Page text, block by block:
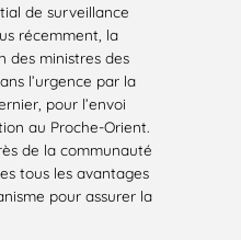
de surveillance
récemment, la
des ministres des
l’urgence par la
pour l’envoi
au Proche-Orient.
de la communauté
tous les avantages
pour assurer la